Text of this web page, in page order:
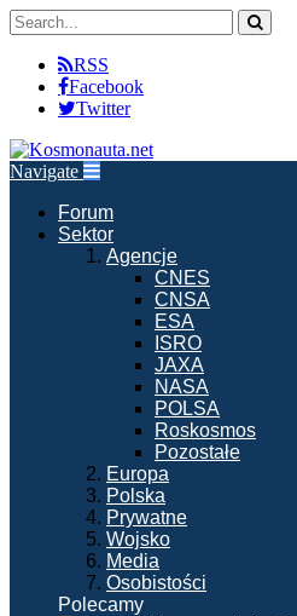
RSS
Facebook
Twitter
Navigate
Forum
Sektor
Agencje
CNES
CNSA
ESA
ISRO
JAXA
NASA
POLSA
Roskosmos
Pozostałe
Europa
Polska
Prywatne
Wojsko
Media
Osobistości
Polecamy